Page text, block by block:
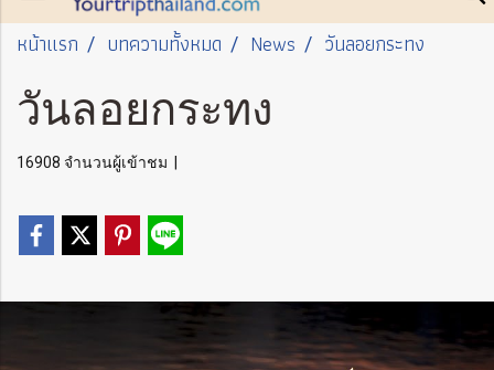
หน้าแรก บทความทั้งหมด News วันลอยกระทง
วันลอยกระทง
16908 จำนวนผู้เข้าชม